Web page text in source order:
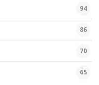
94
86
70
65